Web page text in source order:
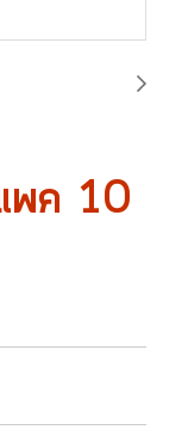
พค 10